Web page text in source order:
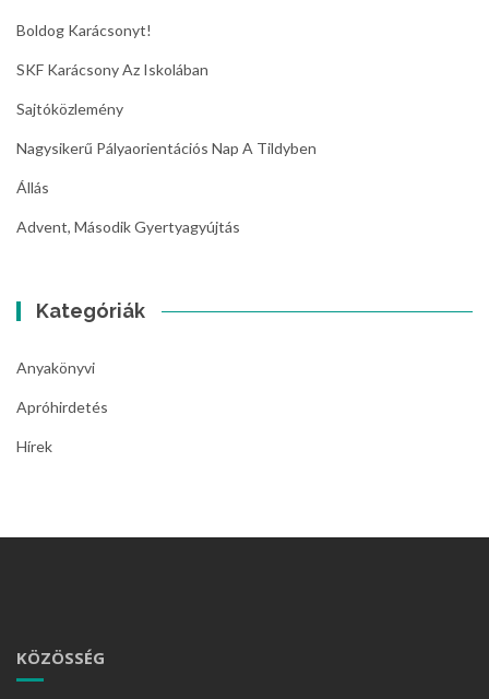
Boldog Karácsonyt!
SKF Karácsony Az Iskolában
Sajtóközlemény
Nagysikerű Pályaorientációs Nap A Tildyben
Állás
Advent, Második Gyertyagyújtás
Kategóriák
Anyakönyvi
Apróhirdetés
Hírek
KÖZÖSSÉG